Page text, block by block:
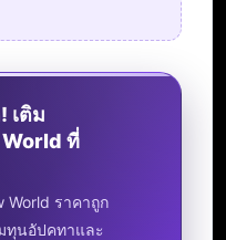
เติม
ที่
World ราคาถูก
ทุนอัปคทาและ